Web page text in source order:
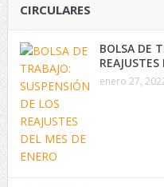
CIRCULARES
BOLSA DE
enero 27,